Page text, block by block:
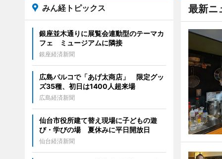
最新ニ
みん経トピックス
銀座並木通りに展覧会連動型のテーマカ
フェ ミュージアムに隣接
銀座経済新聞
広島パルコで「あげ太商店」 限定グッ
ズ35種、初日は1400人超来場
広島経済新聞
仙台市役所建て替え現場に子どもの遊
び・学びの場 夏休みに平日開放日
仙台経済新聞